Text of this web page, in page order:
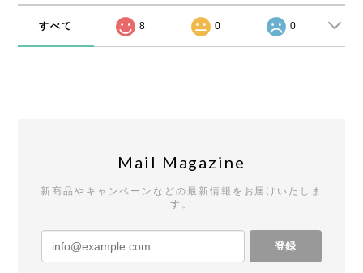
すべて 8 0 0
Mail Magazine
新商品やキャンペーンなどの最新情報をお届けいたしま
す。
登録